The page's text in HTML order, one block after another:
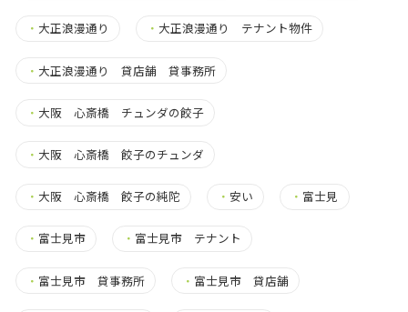
・ 大正浪漫通り ・ 大正浪漫通り テナント物件
・ 大正浪漫通り 貸店舗 貸事務所
・ 大阪 心斎橋 チュンダの餃子
・ 大阪 心斎橋 餃子のチュンダ
・ 大阪 心斎橋 餃子の純陀 ・安い ・ 富士見
・ 富士見市 ・ 富士見市 テナント
・ 富士見市 貸事務所 ・ 富士見市 貸店舗